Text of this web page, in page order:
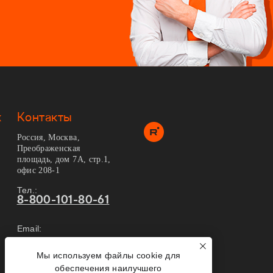
Контакты
Россия, Москва,
Преображенская
площадь, дом 7А, стр.1,
офис 208-1
Тел.:
8-800-101-80-61
Email:
Карта сайта
Мы используем файлы cookie для
обеспечения наилучшего